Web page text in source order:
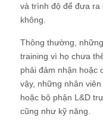
và trình độ để đưa ra
không.
Thông thường,
training vì họ chưa
phải đảm nhận hoặc
vậy, những nhân
hoặc bộ phận L&D
cũng như kỹ năng.